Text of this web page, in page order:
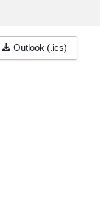
Outlook (.ics)